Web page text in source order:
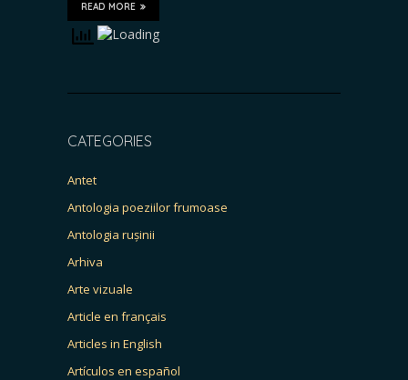
READ MORE
CATEGORIES
Antet
Antologia poeziilor frumoase
Antologia rușinii
Arhiva
Arte vizuale
Article en français
Articles in English
Artículos en español